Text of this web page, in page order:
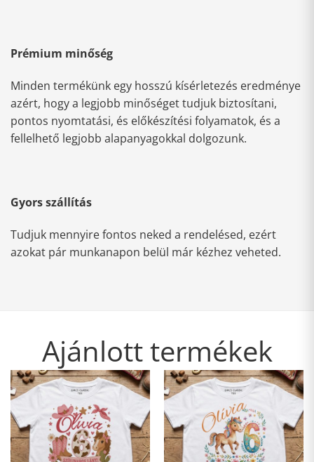
Prémium minőség
Minden termékünk egy hosszú kísérletezés eredménye
azért, hogy a legjobb minőséget tudjuk biztosítani,
pontos nyomtatási, és előkészítési folyamatok, és a
fellelhető legjobb alapanyagokkal dolgozunk.
Gyors szállítás
Tudjuk mennyire fontos neked a rendelésed, ezért
azokat pár munkanapon belül már kézhez veheted.
Ajánlott termékek